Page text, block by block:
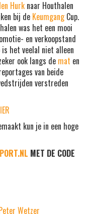
Hurk naar Houthalen
bij de KeumgangCup.
was het een mooi
en verkoopstand
is het veelal niet alleen
ook langs de mat en
van beide
verstreden
kun je in een hoge
MET DE CODE
Wetzer